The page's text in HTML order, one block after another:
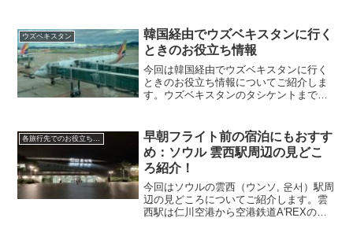
系・食料品系について、お土産をになり
そうなものをおすすめ順にご紹介しま
す。
ウズベキスタン
韓国経由でウズベキスタンに行く
ときのお役立ち情報
今回は韓国経由でウズベキスタンに行く
ときのお役立ち情報についてご紹介しま
す。ウズベキスタンのタシケントまで行
シケント空港の様子と注意すべきこと、
韓国でのストップオーバーの3本立てでお
送りします。
早朝フライト前の宿泊にもおすす
め：ソウル 雲西駅周辺の見どこ
ろ紹介！
今回はソウルの雲西（ウンソ, 운서）駅周
辺の見どころについてご紹介します。雲
西駅は仁川空港から空港鉄道A'REXの各